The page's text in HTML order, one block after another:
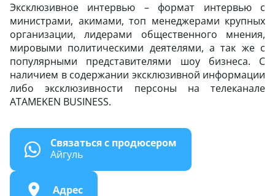
Эксклюзивное интервью – формат интервью с
министрами, акимами, топ менеджерами крупных
организации, лидерами общественного мнения,
мировыми политическими деятелями, а так же с
популярными представителями шоу бизнеса. С
наличием в содержании эксклюзивной информации
либо эксклюзивности персоны на телеканале
ATAMEKEN BUSINESS.
Связаться с продюсером
Айгуль
Адрес